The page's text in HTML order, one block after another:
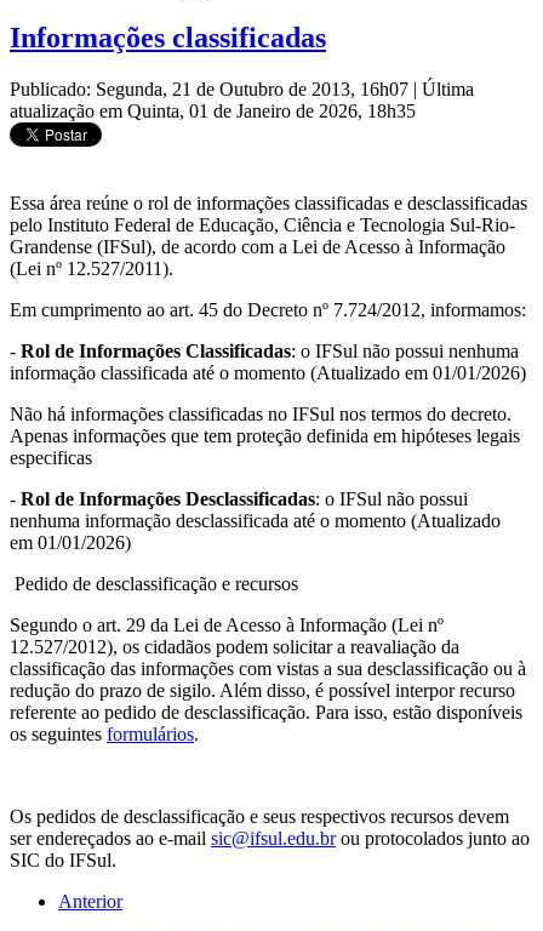
Informações classificadas
Publicado: Segunda, 21 de Outubro de 2013, 16h07 | Última
atualização em Quinta, 01 de Janeiro de 2026, 18h35
Essa área reúne o rol de informações classificadas e desclassificadas
pelo Instituto Federal de Educação, Ciência e Tecnologia Sul-Rio-
Grandense (IFSul), de acordo com a Lei de Acesso à Informação
(Lei nº 12.527/2011).
Em cumprimento ao art. 45 do Decreto nº 7.724/2012, informamos:
- Rol de Informações Classificadas: o IFSul não possui nenhuma
informação classificada até o momento (Atualizado em 01/01/2026)
Não há informações classificadas no IFSul nos termos do decreto.
Apenas informações que tem proteção definida em hipóteses legais
especificas
- Rol de Informações Desclassificadas: o IFSul não possui
nenhuma informação desclassificada até o momento (Atualizado
em 01/01/2026)
Pedido de desclassificação e recursos
Segundo o art. 29 da Lei de Acesso à Informação (Lei nº
12.527/2012), os cidadãos podem solicitar a reavaliação da
classificação das informações com vistas a sua desclassificação ou à
redução do prazo de sigilo. Além disso, é possível interpor recurso
referente ao pedido de desclassificação. Para isso, estão disponíveis
os seguintes formulários.
Os pedidos de desclassificação e seus respectivos recursos devem
ser endereçados ao e-mail sic@ifsul.edu.brou protocolados junto ao
SIC do IFSul.
Anterior